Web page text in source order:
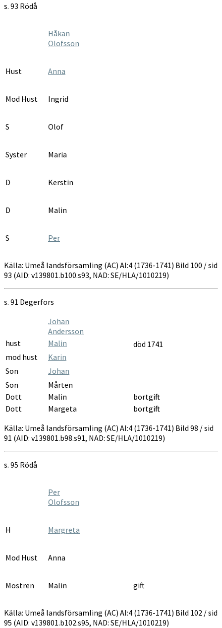
s. 93 Rödå
Håkan
Olofsson
Hust Anna
Mod Hust Ingrid
S Olof
Syster Maria
D Kerstin
D Malin
S Per
Källa: Umeå landsförsamling (AC) AI:4 (1736-1741) Bild 100 / sid
93 (AID: v139801.b100.s93, NAD: SE/HLA/1010219)
s. 91 Degerfors
Johan
Andersson
hust
Malin
död 1741
mod hust
Karin
Son
Johan
Son
Mårten
Dott
Malin
bortgift
Dott
Margeta
bortgift
Källa: Umeå landsförsamling (AC) AI:4 (1736-1741) Bild 98 / sid
91 (AID: v139801.b98.s91, NAD: SE/HLA/1010219)
s. 95 Rödå
Per
Olofsson
H Margreta
Mod Hust Anna
Mostren Malin gift
Källa: Umeå landsförsamling (AC) AI:4 (1736-1741) Bild 102 / sid
95 (AID: v139801.b102.s95, NAD: SE/HLA/1010219)